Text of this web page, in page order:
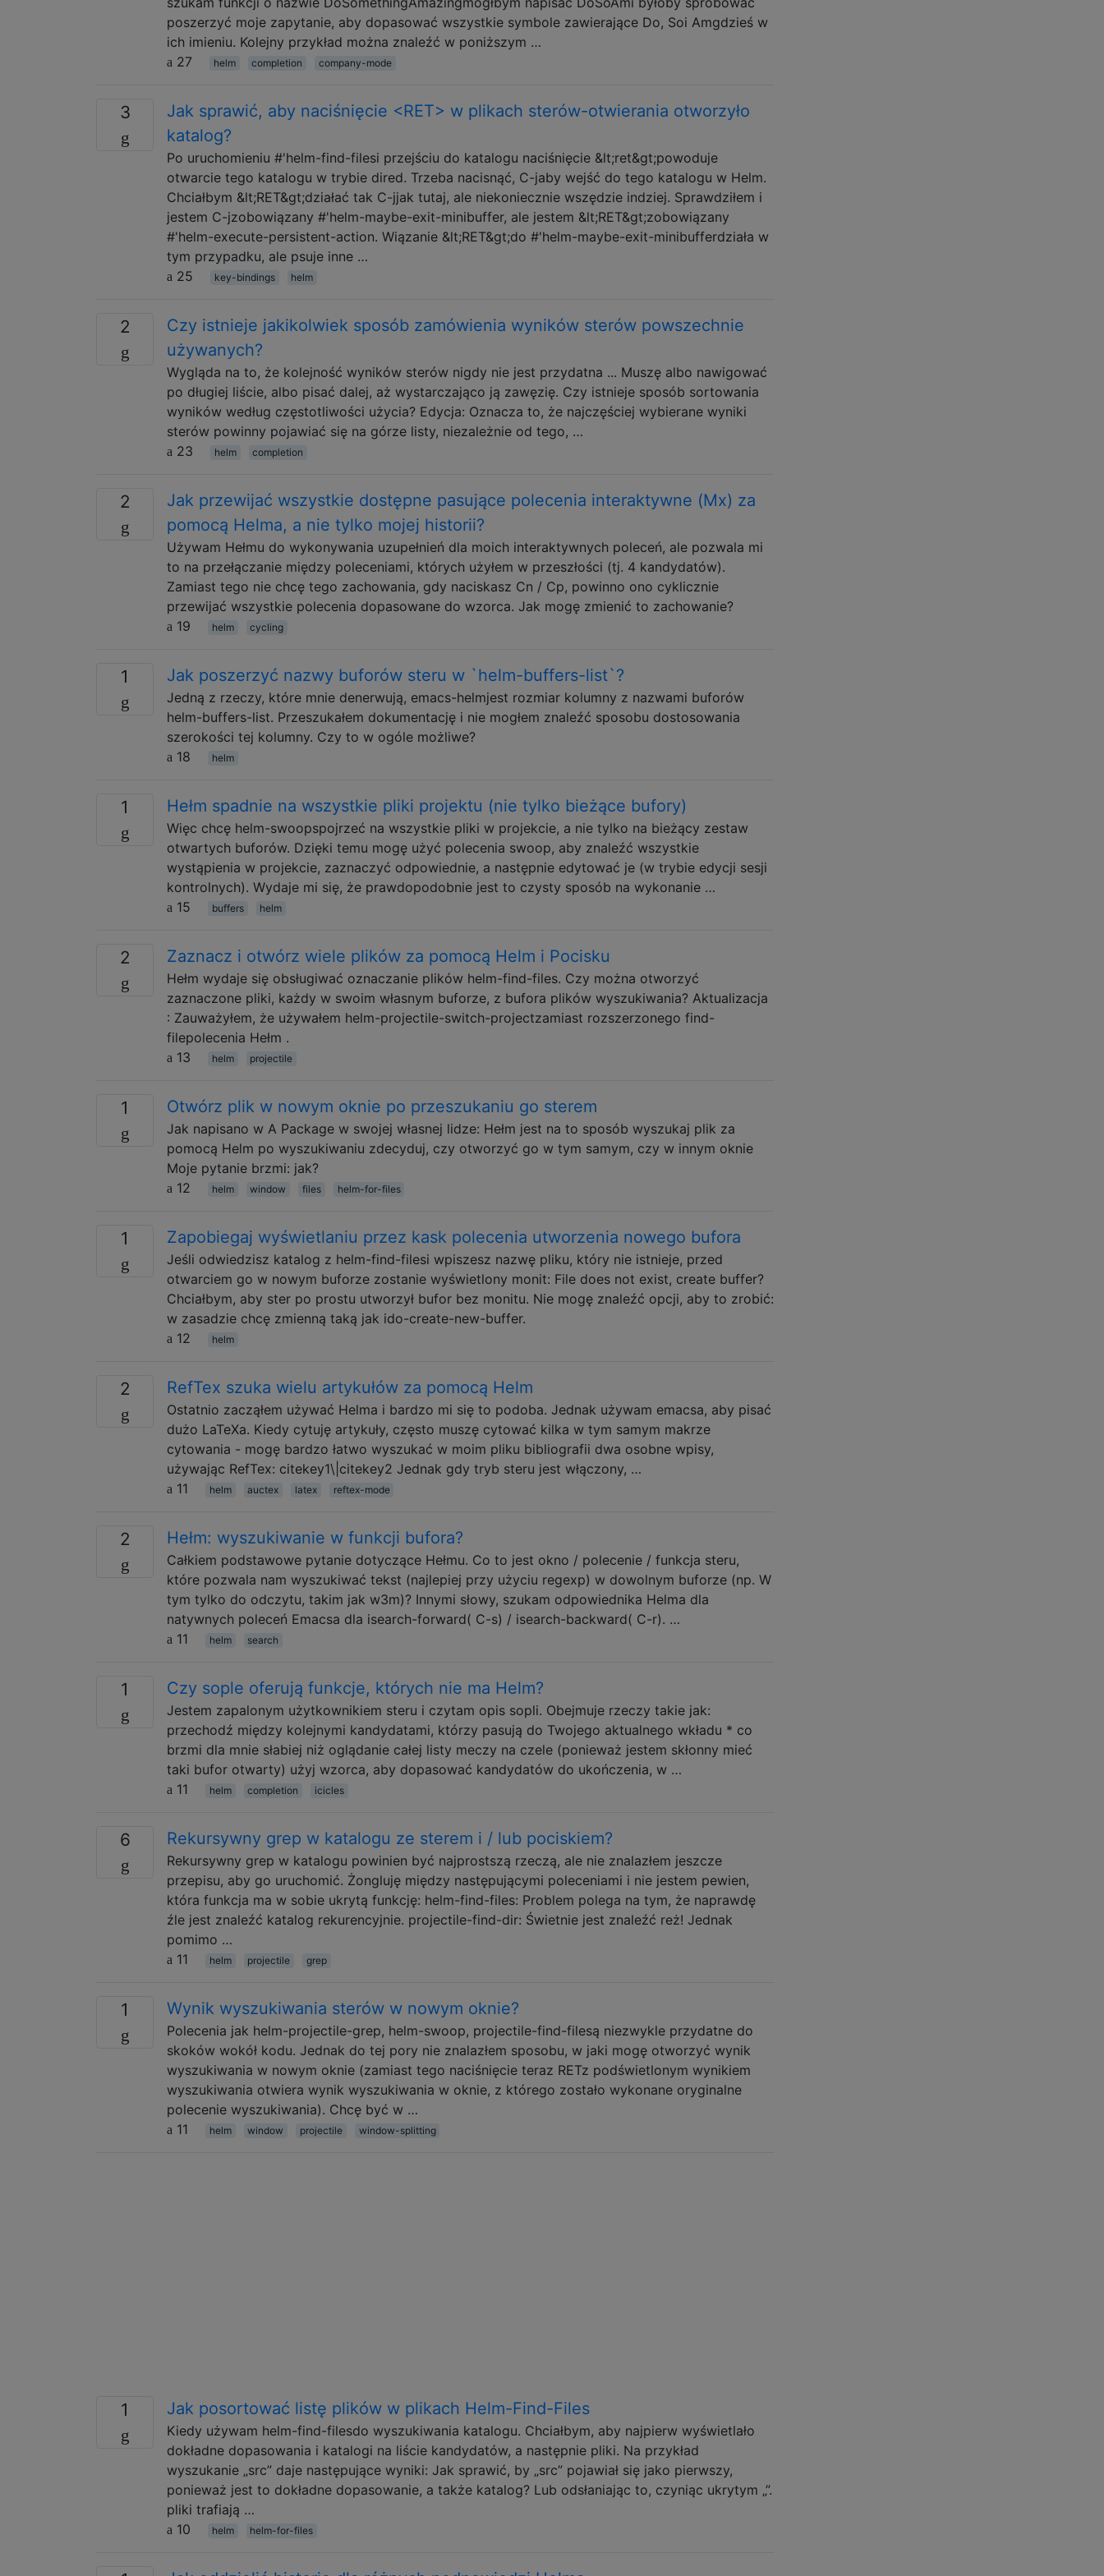
poszerzyć moje zapytanie, aby dopasować wszystkie symbole zawierające Do, Soi Amgdzieś w
ich imieniu. Kolejny przykład można znaleźć w poniższym …
27
helm completion company-mode
3
Jak sprawić, aby naciśnięcie <RET> w plikach sterów-otwierania otworzyło
katalog?
Po uruchomieniu #'helm-find-filesi przejściu do katalogu naciśnięcie &lt;ret&gt;powoduje
otwarcie tego katalogu w trybie dired. Trzeba nacisnąć, C-jaby wejść do tego katalogu w Helm.
Chciałbym &lt;RET&gt;działać tak C-jjak tutaj, ale niekoniecznie wszędzie indziej. Sprawdziłem i
jestem C-jzobowiązany #'helm-maybe-exit-minibuffer, ale jestem &lt;RET&gt;zobowiązany
#'helm-execute-persistent-action. Wiązanie &lt;RET&gt;do #'helm-maybe-exit-minibufferdziała w
tym przypadku, ale psuje inne …
25
key-bindings helm
2
Czy istnieje jakikolwiek sposób zamówienia wyników sterów powszechnie
używanych?
Wygląda na to, że kolejność wyników sterów nigdy nie jest przydatna ... Muszę albo nawigować
po długiej liście, albo pisać dalej, aż wystarczająco ją zawęzię. Czy istnieje sposób sortowania
wyników według częstotliwości użycia? Edycja: Oznacza to, że najczęściej wybierane wyniki
sterów powinny pojawiać się na górze listy, niezależnie od tego, …
23
helm completion
2
Jak przewijać wszystkie dostępne pasujące polecenia interaktywne (Mx) za
pomocą Helma, a nie tylko mojej historii?
Używam Hełmu do wykonywania uzupełnień dla moich interaktywnych poleceń, ale pozwala mi
to na przełączanie między poleceniami, których użyłem w przeszłości (tj. 4 kandydatów).
Zamiast tego nie chcę tego zachowania, gdy naciskasz Cn / Cp, powinno ono cyklicznie
przewijać wszystkie polecenia dopasowane do wzorca. Jak mogę zmienić to zachowanie?
19
helm cycling
1 Jak poszerzyć nazwy buforów steru w `helm-buffers-list`?
Jedną z rzeczy, które mnie denerwują, emacs-helmjest rozmiar kolumny z nazwami buforów
helm-buffers-list. Przeszukałem dokumentację i nie mogłem znaleźć sposobu dostosowania
szerokości tej kolumny. Czy to w ogóle możliwe?
18
helm
1 Hełm spadnie na wszystkie pliki projektu (nie tylko bieżące bufory)
Więc chcę helm-swoopspojrzeć na wszystkie pliki w projekcie, a nie tylko na bieżący zestaw
otwartych buforów. Dzięki temu mogę użyć polecenia swoop, aby znaleźć wszystkie
wystąpienia w projekcie, zaznaczyć odpowiednie, a następnie edytować je (w trybie edycji sesji
kontrolnych). Wydaje mi się, że prawdopodobnie jest to czysty sposób na wykonanie …
15
buffers helm
2 Zaznacz i otwórz wiele plików za pomocą Helm i Pocisku
Hełm wydaje się obsługiwać oznaczanie plików helm-find-files. Czy można otworzyć
zaznaczone pliki, każdy w swoim własnym buforze, z bufora plików wyszukiwania? Aktualizacja
: Zauważyłem, że używałem helm-projectile-switch-projectzamiast rozszerzonego find-
filepolecenia Hełm .
13
helm projectile
1 Otwórz plik w nowym oknie po przeszukaniu go sterem
Jak napisano w A Package w swojej własnej lidze: Hełm jest na to sposób wyszukaj plik za
pomocą Helm po wyszukiwaniu zdecyduj, czy otworzyć go w tym samym, czy w innym oknie
Moje pytanie brzmi: jak?
12
helm window files helm-for-files
1 Zapobiegaj wyświetlaniu przez kask polecenia utworzenia nowego bufora
Jeśli odwiedzisz katalog z helm-find-filesi wpiszesz nazwę pliku, który nie istnieje, przed
otwarciem go w nowym buforze zostanie wyświetlony monit: File does not exist, create buffer?
Chciałbym, aby ster po prostu utworzył bufor bez monitu. Nie mogę znaleźć opcji, aby to zrobić:
w zasadzie chcę zmienną taką jak ido-create-new-buffer.
12
helm
2 RefTex szuka wielu artykułów za pomocą Helm
Ostatnio zacząłem używać Helma i bardzo mi się to podoba. Jednak używam emacsa, aby pisać
dużo LaTeXa. Kiedy cytuję artykuły, często muszę cytować kilka w tym samym makrze
cytowania - mogę bardzo łatwo wyszukać w moim pliku bibliografii dwa osobne wpisy,
używając RefTex: citekey1\|citekey2 Jednak gdy tryb steru jest włączony, …
11
helm auctex latex reftex-mode
2 Hełm: wyszukiwanie w funkcji bufora?
Całkiem podstawowe pytanie dotyczące Hełmu. Co to jest okno / polecenie / funkcja steru,
które pozwala nam wyszukiwać tekst (najlepiej przy użyciu regexp) w dowolnym buforze (np. W
tym tylko do odczytu, takim jak w3m)? Innymi słowy, szukam odpowiednika Helma dla
natywnych poleceń Emacsa dla isearch-forward( C-s) / isearch-backward( C-r). …
11
helm search
1 Czy sople oferują funkcje, których nie ma Helm?
Jestem zapalonym użytkownikiem steru i czytam opis sopli. Obejmuje rzeczy takie jak:
przechodź między kolejnymi kandydatami, którzy pasują do Twojego aktualnego wkładu * co
brzmi dla mnie słabiej niż oglądanie całej listy meczy na czele (ponieważ jestem skłonny mieć
taki bufor otwarty) użyj wzorca, aby dopasować kandydatów do ukończenia, w …
11
helm completion icicles
6 Rekursywny grep w katalogu ze sterem i / lub pociskiem?
Rekursywny grep w katalogu powinien być najprostszą rzeczą, ale nie znalazłem jeszcze
przepisu, aby go uruchomić. Żongluję między następującymi poleceniami i nie jestem pewien,
która funkcja ma w sobie ukrytą funkcję: helm-find-files: Problem polega na tym, że naprawdę
źle jest znaleźć katalog rekurencyjnie. projectile-find-dir: Świetnie jest znaleźć reż! Jednak
pomimo …
11
helm projectile grep
1 Wynik wyszukiwania sterów w nowym oknie?
Polecenia jak helm-projectile-grep, helm-swoop, projectile-find-filesą niezwykle przydatne do
skoków wokół kodu. Jednak do tej pory nie znalazłem sposobu, w jaki mogę otworzyć wynik
wyszukiwania w nowym oknie (zamiast tego naciśnięcie teraz RETz podświetlonym wynikiem
wyszukiwania otwiera wynik wyszukiwania w oknie, z którego zostało wykonane oryginalne
polecenie wyszukiwania). Chcę być w …
11
helm window projectile window-splitting
1 Jak posortować listę plików w plikach Helm-Find-Files
Kiedy używam helm-find-filesdo wyszukiwania katalogu. Chciałbym, aby najpierw wyświetlało
dokładne dopasowania i katalogi na liście kandydatów, a następnie pliki. Na przykład
wyszukanie „src” daje następujące wyniki: Jak sprawić, by „src” pojawiał się jako pierwszy,
ponieważ jest to dokładne dopasowanie, a także katalog? Lub odsłaniając to, czyniąc ukrytym „”.
pliki trafiają …
10
helm helm-for-files